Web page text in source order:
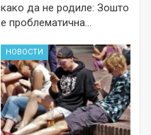
како да не родиле: Зошто
е проблематична…
НОВОСТИ